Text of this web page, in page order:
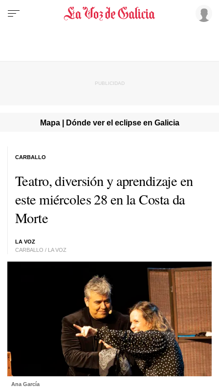
Mapa | Dónde ver el eclipse en Galicia
Teatro, diversión y aprendizaje en
este miércoles 28 en la Costa da
Morte
LA VOZ
CARBALLO / LA VOZ
CARBALLO
Ana García